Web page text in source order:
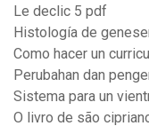
Le declic 5 pdf
Histología de
Como hacer un
Perubahan dan
Sistema para un
O livro de são